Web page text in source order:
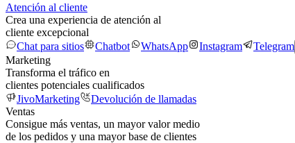
Atención al cliente
Crea una experiencia de atención al
cliente excepcional
Chat para sitios
Chatbot WhatsApp Instagram Telegram
Marketing
Transforma el tráfico en
clientes potenciales cualificados
JivoMarketing
Devolución de llamadas
Ventas
Consigue más ventas, un mayor valor medio
de los pedidos y una mayor base de clientes